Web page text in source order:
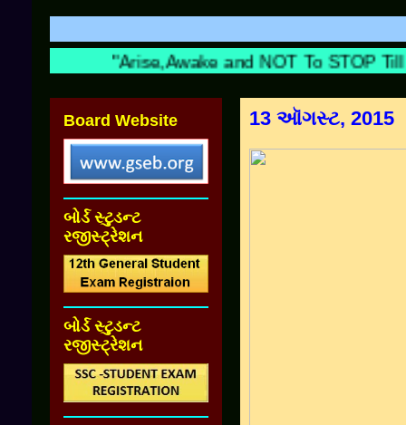
"Arise,Awake and NOT To STOP Till
13 ઑગસ્ટ, 2015
Board Website
બોર્ડ સ્ટુડન્ટ
રજીસ્ટ્રેશન
બોર્ડ સ્ટુડન્ટ
રજીસ્ટ્રેશન